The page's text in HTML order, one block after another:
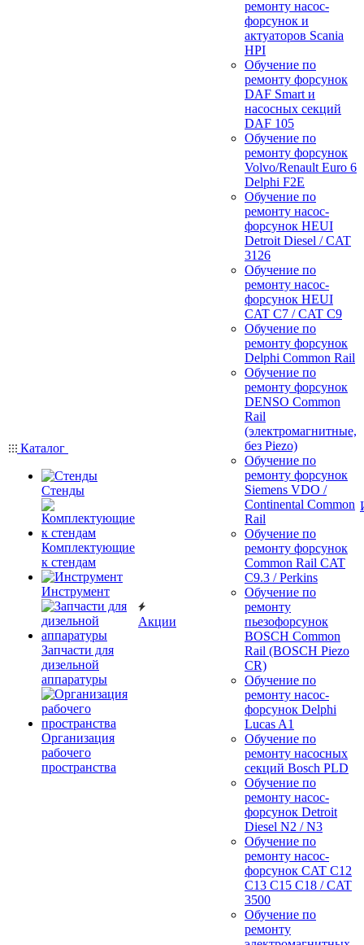
Каталог
Стенды
Комплектующие
к стендам
Инструмент
Запчасти для
дизельной
аппаратуры
Организация
рабочего
пространства
Акции
ремонту насос-
форсунок и
актуаторов Scania
HPI
Обучение по
ремонту форсунок
DAF Smart и
насосных секций
DAF 105
Обучение по
ремонту форсунок
Volvo/Renault Euro 6
Delphi F2E
Обучение по
ремонту насос-
форсунок HEUI
Detroit Diesel / CAT
3126
Обучение по
ремонту насос-
форсунок HEUI
CAT C7 / CAT C9
Обучение по
ремонту форсунок
Delphi Common Rail
Обучение по
ремонту форсунок
DENSO Common
Rail
(электромагнитные,
без Piezo)
Обучение по
ремонту форсунок
Siemens VDO /
Continental Common
Rail
Обучение по
ремонту форсунок
Common Rail CAT
C9.3 / Perkins
Обучение по
ремонту
пьезофорсунок
BOSCH Common
Rail (BOSCH Piezo
CR)
Обучение по
ремонту насос-
форсунок Delphi
Lucas A1
Обучение по
ремонту насосных
секций Bosch PLD
Обучение по
ремонту насос-
форсунок Detroit
Diesel N2 / N3
Обучение по
ремонту насос-
форсунок CAT C12
C13 C15 C18 / CAT
3500
Обучение по
ремонту